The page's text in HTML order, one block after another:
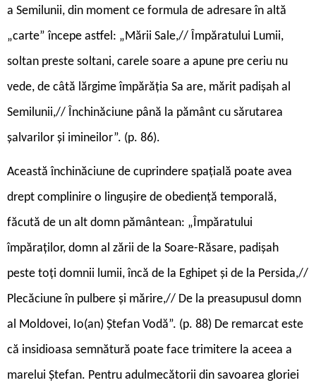
a Semilunii, din moment ce formula de adresare în altă
„carte” începe astfel: „Mării Sale,// Împăratului Lumii,
soltan preste soltani, carele soare a apune pre ceriu nu
vede, de câtă lărgime împărăția Sa are, mărit padișah al
Semilunii,// Închinăciune până la pământ cu sărutarea
șalvarilor și imineilor”. (p. 86).
Această închinăciune de cuprindere spațială poate avea
drept complinire o lingușire de obediență temporală,
făcută de un alt domn pământean: „Împăratului
împăraților, domn al zării de la Soare-Răsare, padișah
peste toți domnii lumii, încă de la Eghipet și de la Persida,//
Plecăciune în pulbere și mărire,// De la preasupusul domn
al Moldovei, Io(an) Ștefan Vodă”. (p. 88) De remarcat este
că insidioasa semnătură poate face trimitere la aceea a
marelui Ștefan. Pentru adulmecătorii din savoarea gloriei